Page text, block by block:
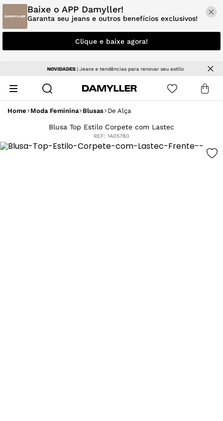
Baixe o APP Damyller!
Garanta seu jeans e outros benefícios exclusivos!
Clique e baixe agora!
NOVIDADES| Jeans e tendências para renovar seu estilo
Home Moda Feminina Blusas De Alça
Blusa Top Estilo Corpete com Lastec
REF: 1A05780